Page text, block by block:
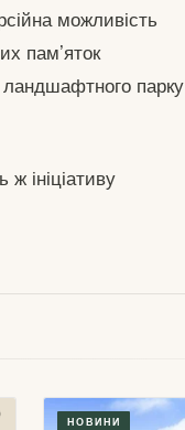
можливість
пам’яток
ландшафтного парку
ініціативу
НОВИНИ